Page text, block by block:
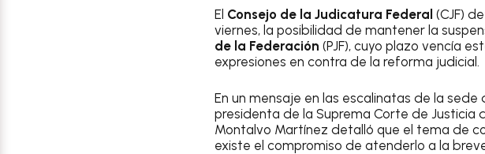
El Consejo de la Judicatura Federal (CJF)
viernes, la posibilidad de mantener la
de la Federación (PJF), cuyo plazo vencía
expresiones en contra de la reforma judicial.
En un mensaje en las escalinatas de la
presidenta de la Suprema Corte de Justicia
Montalvo Martínez detalló que el tema de
existe el compromiso de atenderlo a la